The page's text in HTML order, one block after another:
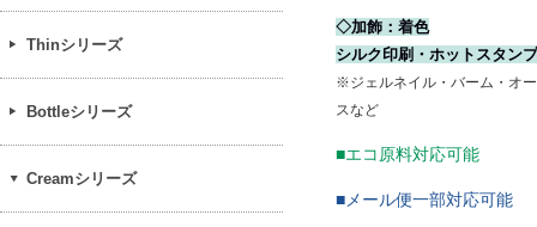
◇加飾：着色
シルク印刷・ホットスタン
※ジェルネイル・バーム・オ
スなど
■エコ原料対応可能
■メール便一部対応可能
Thinシリーズ
Bottleシリーズ
Creamシリーズ